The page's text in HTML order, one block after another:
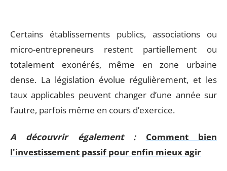
Certains établissements publics, associations ou
micro-entrepreneurs restent partiellement ou
totalement exonérés, même en zone urbaine
dense. La législation évolue régulièrement, et les
taux applicables peuvent changer d’une année sur
l’autre, parfois même en cours d’exercice.
A découvrir également :
Comment bien
l'investissement passif pour enfin mieux agir